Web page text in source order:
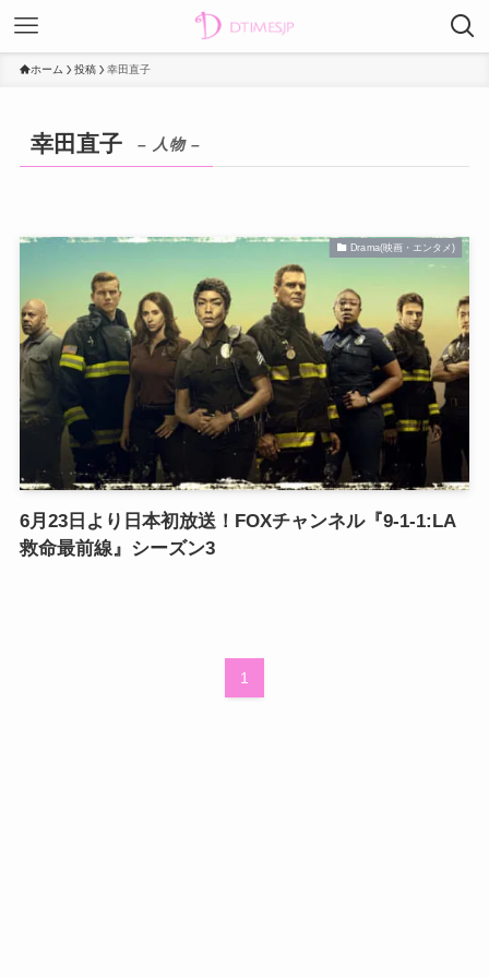
ホーム 投稿 幸田直子
幸田直子 – 人物 –
Drama(映画・エンタメ)
6月23日より日本初放送！FOXチャンネル『9-1-1:LA
救命最前線』シーズン3
1